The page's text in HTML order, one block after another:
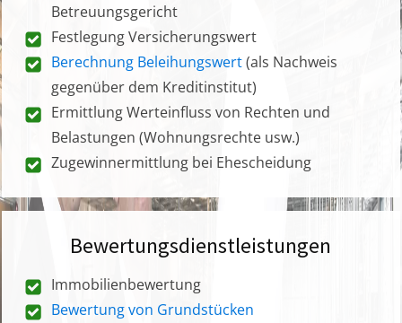
Betreuungsgericht
Festlegung Versicherungswert
Berechnung Beleihungswert(als Nachweis
gegenüber dem Kreditinstitut)
Ermittlung Werteinfluss von Rechten und
Belastungen (Wohnungsrechte usw.)
Zugewinnermittlung bei Ehescheidung
Bewertungsdienstleistungen
Immobilienbewertung
Bewertung von Grundstücken